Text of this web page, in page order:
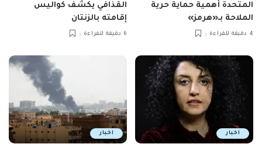
المتحدة أهمية حماية حرية
الملاحة بـ«هرمز»
4 دقيقة للقراءة
القذافي يكشف كواليس
إقامته بالزنتان
6 دقيقة للقراءة
اخبار اخبار